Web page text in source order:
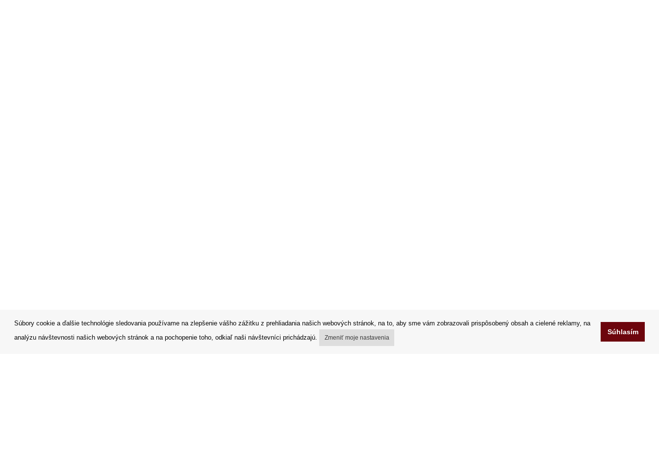
Súbory cookie a ďalšie technológie sledovania používame na zlepšenie vášho zážitku z prehliadania našich webových stránok, na to, aby sme vám zobrazovali prispôsobený obsah a cielené reklamy, na
analýzu návštevnosti našich webových stránok a na pochopenie toho, odkiaľ naši návštevníci prichádzajú.
Zmeniť moje nastavenia
Súhlasím